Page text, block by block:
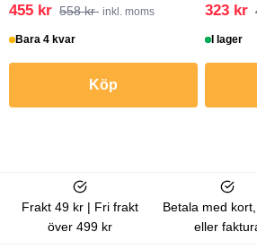
455 kr 558 kr inkl. moms
Bara 4 kvar
Köp
323 kr
I lager
Frakt 49 kr | Fri frakt
över 499 kr
Betala med
eller